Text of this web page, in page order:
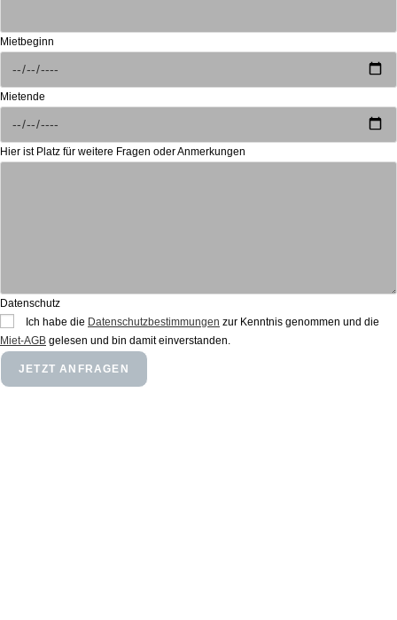
Mietbeginn
Mietende
Hier ist Platz für weitere Fragen oder Anmerkungen
Datenschutz
Ich habe die Datenschutzbestimmungen zur Kenntnis genommen und die
Miet-AGB gelesen und bin damit einverstanden.
JETZT ANFRAGEN